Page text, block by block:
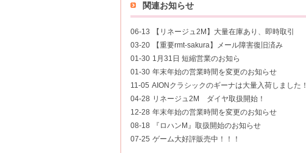
関連お知らせ
06-13
【リネージュ2M】大量在庫あり、即時取引
03-20
【重要rmt-sakura】メール障害復旧済み
01-30 1月31日 短縮営業のお知ら
01-30 年末年始の営業時間を変更のお知らせ
11-05 AIONクラシックのギーナは大量入荷しました！
04-28 リネージュ2M ダイヤ取扱開始！
12-28 年末年始の営業時間を変更のお知らせ
08-18
『ロハンM』取扱開始のお知らせ
07-25 ゲーム大好評販売中！！！